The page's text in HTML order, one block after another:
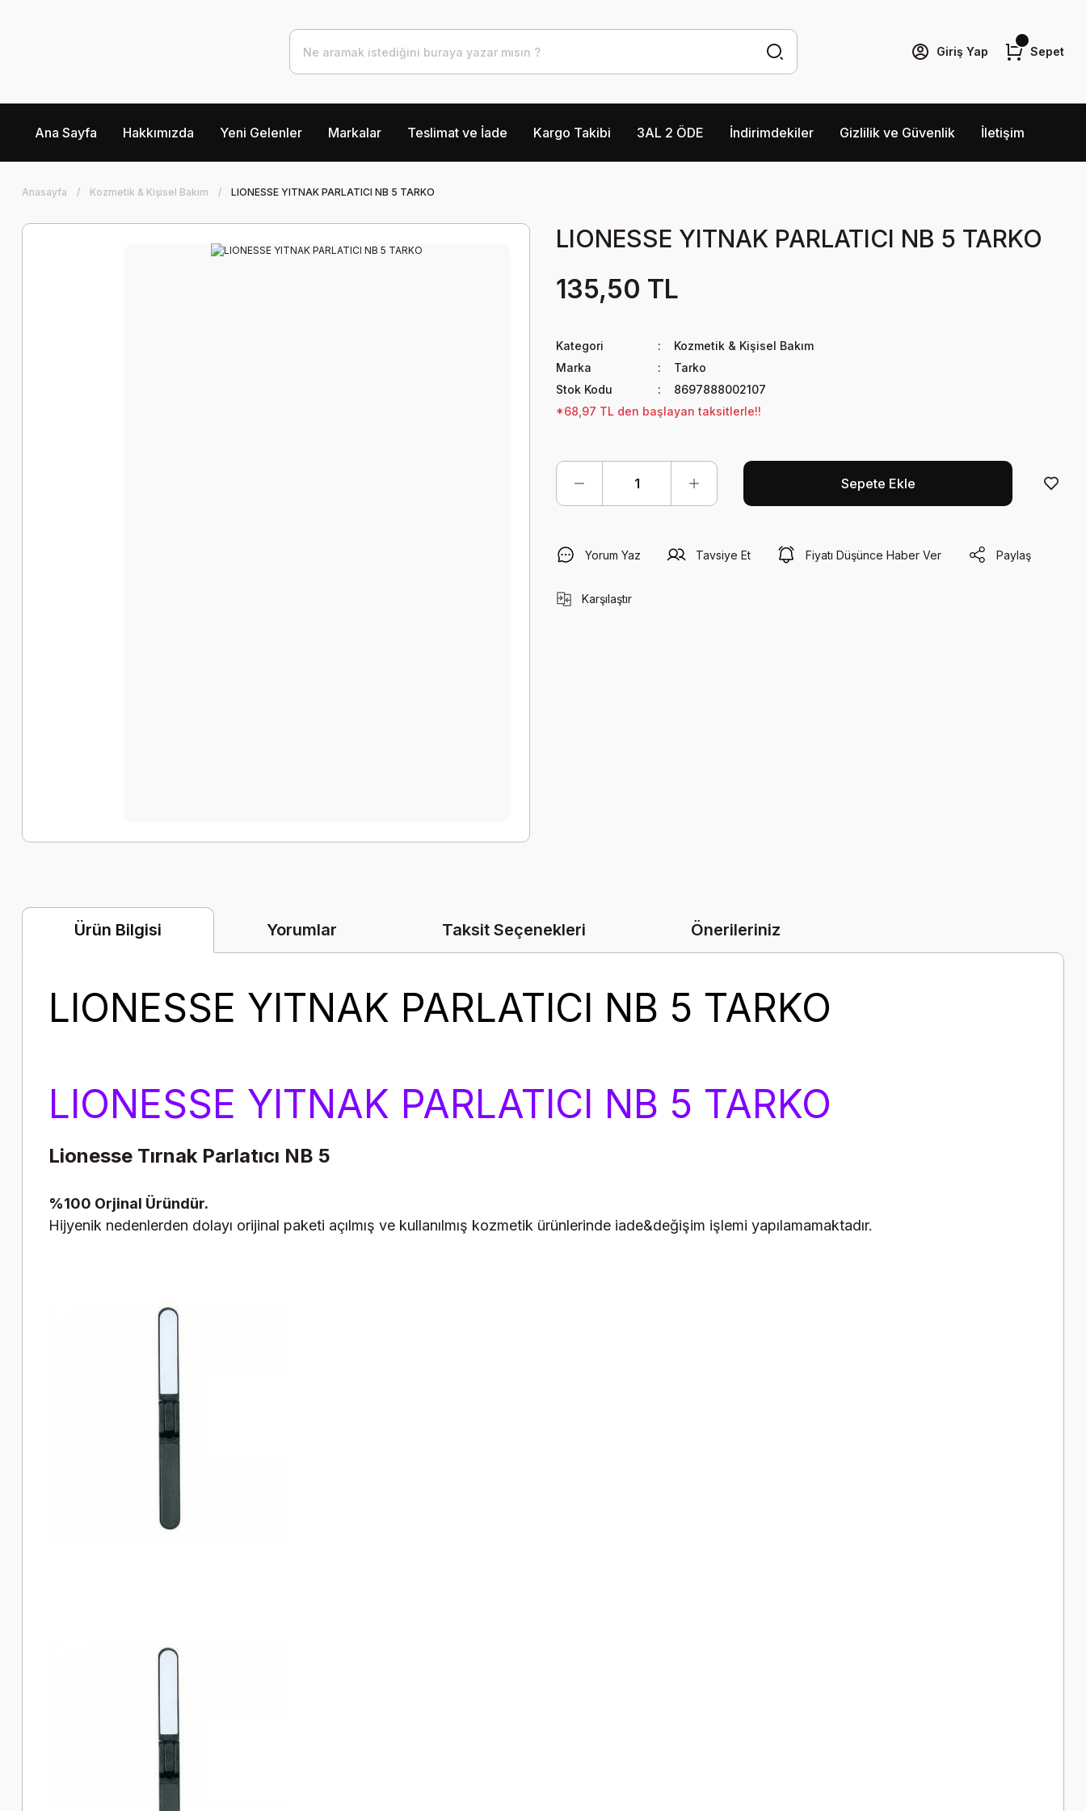
Giriş Yap Sepet
Ana Sayfa Hakkımızda Yeni Gelenler Markalar Teslimat ve İade Kargo Takibi 3AL 2 ÖDE İndirimdekiler Gizlilik ve Güvenlik İletişim
Anasayfa Kozmetik & Kişisel Bakım LIONESSE YITNAK PARLATICI NB 5 TARKO
LIONESSE YITNAK PARLATICI NB 5 TARKO
135,50 TL
Kategori
Kozmetik & Kişisel Bakım
Marka
Tarko
Stok Kodu
8697888002107
*68,97 TL den başlayan taksitlerle!!
Sepete Ekle
Yorum Yaz Tavsiye Et Fiyatı Düşünce Haber Ver Paylaş
Karşılaştır
Ürün Bilgisi Yorumlar Taksit Seçenekleri Önerileriniz
LIONESSE YITNAK PARLATICI NB 5 TARKO
LIONESSE YITNAK PARLATICI NB 5 TARKO
Lionesse Tırnak Parlatıcı NB 5
%100 Orjinal Üründür.
Hijyenik nedenlerden dolayı orijinal paketi açılmış ve kullanılmış kozmetik ürünlerinde iade&değişim işlemi yapılamamaktadır.